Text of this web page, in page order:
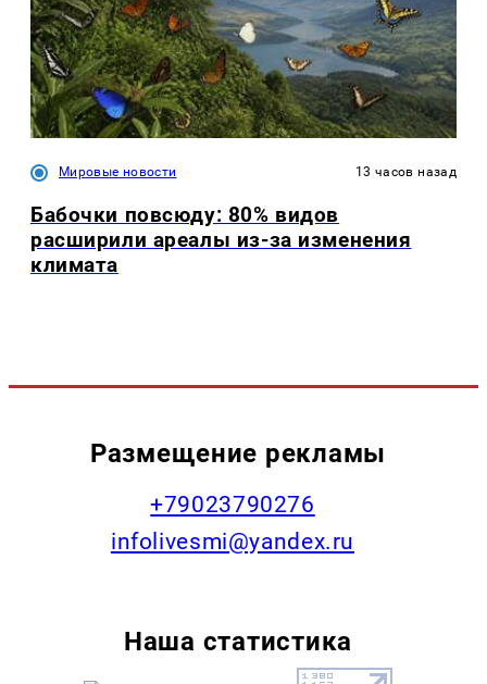
Мировые новости 13 часов назад
Бабочки повсюду: 80% видов
расширили ареалы из-за изменения
климата
Размещение рекламы
+79023790276
infolivesmi@yandex.ru
Наша статистика